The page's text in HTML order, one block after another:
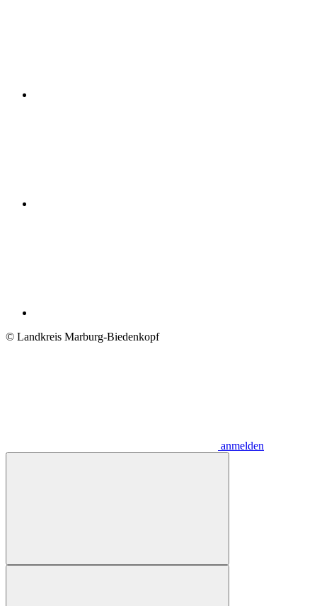
© Landkreis Marburg-Biedenkopf
anmelden